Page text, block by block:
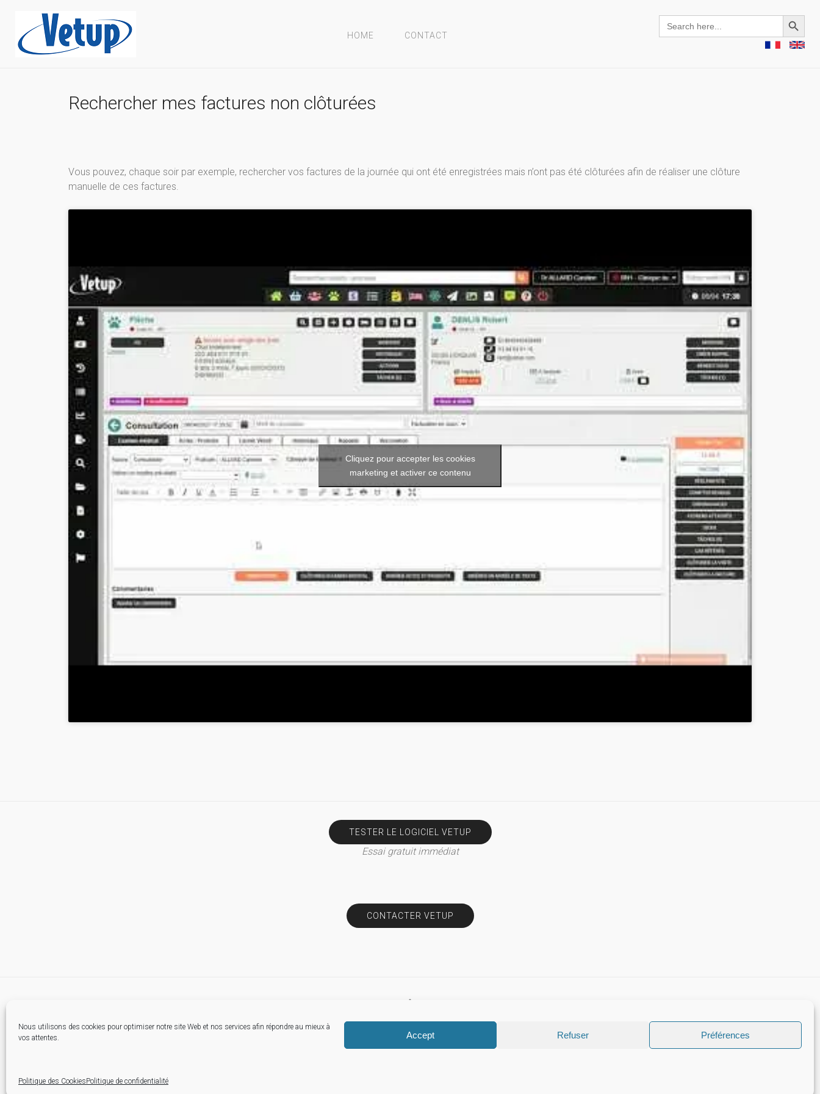
Nous utilisons des cookies pour optimiser notre site Web et nos services afin répondre au mieux à
vos attentes.
Accept Refuser Préférences
Politique des CookiesPolitique de confidentialité
HOME CONTACT
Search
for:
Search Button
Rechercher mes factures non clôturées
Vous pouvez, chaque soir par exemple, rechercher vos factures de la journée qui ont été enregistrées mais n’ont pas été clôturées afin de réaliser une clôture
manuelle de ces factures.
Cliquez pour accepter les cookies
marketing et activer ce contenu
TESTER LE LOGICIEL VETUP
Essai gratuit immédiat
CONTACTER VETUP
Mentions légales